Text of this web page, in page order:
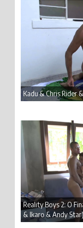
Kadu & Chris Rider
Reality Boys 2: O
& Ikaro & Andy